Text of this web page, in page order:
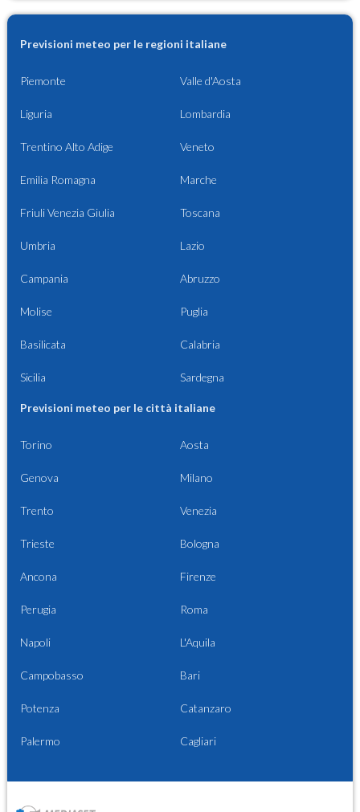
Previsioni meteo per le regioni italiane
Piemonte Valle d'Aosta
Liguria Lombardia
Trentino Alto Adige Veneto
Emilia Romagna Marche
Friuli Venezia Giulia Toscana
Umbria Lazio
Campania Abruzzo
Molise Puglia
Basilicata Calabria
Sicilia Sardegna
Previsioni meteo per le città italiane
Torino Aosta
Genova Milano
Trento Venezia
Trieste Bologna
Ancona Firenze
Perugia Roma
Napoli L'Aquila
Campobasso Bari
Potenza Catanzaro
Palermo Cagliari